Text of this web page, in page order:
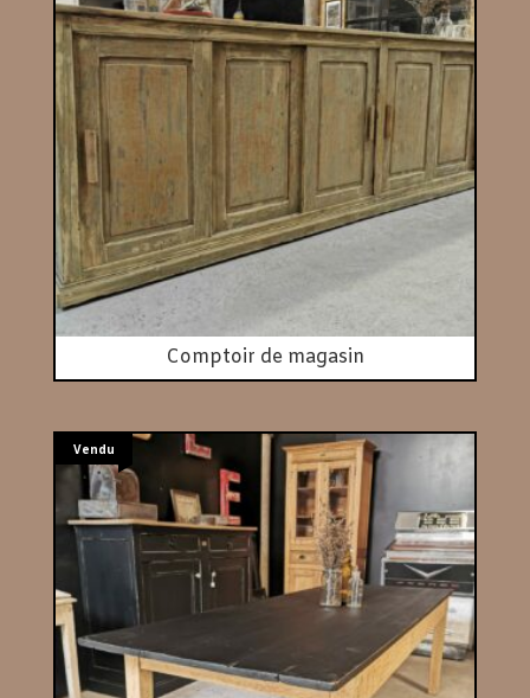
Comptoir de magasin
Vendu